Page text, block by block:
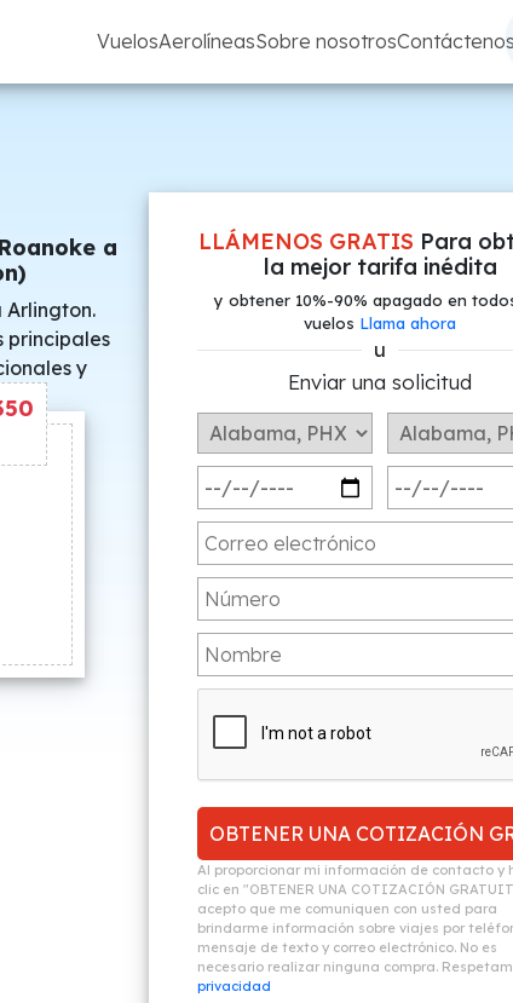
VuelosAerolíneasSobre nosotrosContáctenos
a
Arlington.
principales
y
LLÁMENOS GRATIS Para
la mejor tarifa inédita
y obtener 10%-90% apagado en
vuelos Llama ahora
u
Enviar una solicitud
Al proporcionar mi información de contacto y
clic en "OBTENER UNA COTIZACIÓN
acepto que me comuniquen con usted para
brindarme información sobre viajes por
mensaje de texto y correo electrónico. No es
necesario realizar ninguna compra.
privacidad